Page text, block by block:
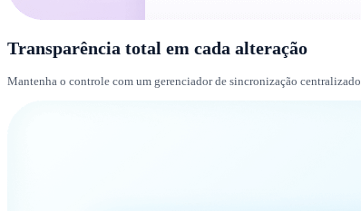
Transparência total em cada alteração
Mantenha o controle com um gerenciador de sincronização